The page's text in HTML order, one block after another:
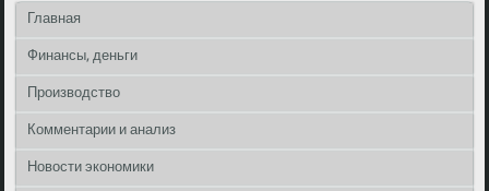
Главная
Финансы, деньги
Производство
Комментарии и анализ
Новости экономики